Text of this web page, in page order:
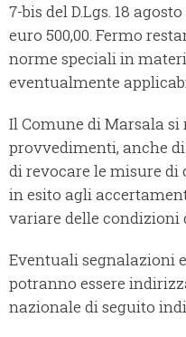
7-bis del D.Lgs. 18
euro 500,00. Fermo
norme speciali in
eventualmente
Il Comune di Marsala
provvedimenti, anche
di revocare le misure di
in esito agli
variare delle condizioni
Eventuali segnalazioni
potranno essere
nazionale di seguito